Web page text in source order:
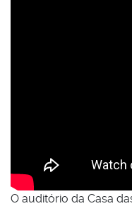
O auditório da Casa